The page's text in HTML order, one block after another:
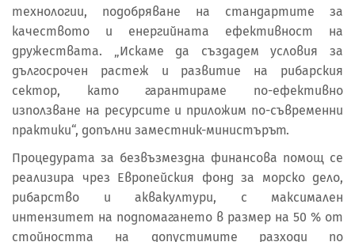
технологии, подобряване на стандартите за
качеството и енергийната ефективност на
дружествата. „Искаме да създадем условия за
дългосрочен растеж и развитие на рибарския
сектор, като гарантираме по-ефективно
използване на ресурсите и приложим по-съвременни
практики“, допълни заместник-министърът.
Процедурата за безвъзмездна финансова помощ се
реализира чрез Европейския фонд за морско дело,
рибарство и аквакултури, с максимален
интензитет на подпомагането в размер на 50 % от
стойността на допустимите разходи по